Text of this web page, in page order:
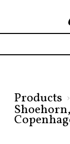
Products ›